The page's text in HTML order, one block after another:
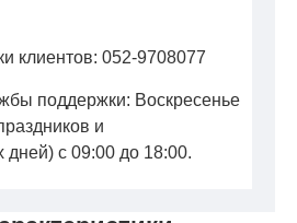
клиентов: 052-9708077
поддержки: Воскресенье
и
дней) с 09:00 до 18:00.